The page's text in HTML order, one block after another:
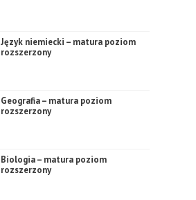
Język niemiecki – matura poziom
rozszerzony
Geografia – matura poziom
rozszerzony
Biologia – matura poziom
rozszerzony